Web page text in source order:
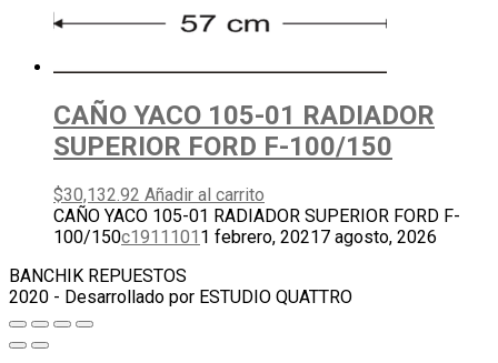
CAÑO YACO 105-01 RADIADOR
SUPERIOR FORD F-100/150
$30,132.92 Añadir al carrito
CAÑO YACO 105-01 RADIADOR SUPERIOR FORD F-
100/150c1911101 1 febrero, 20217 agosto, 2026
BANCHIK REPUESTOS
2020 - Desarrollado por ESTUDIO QUATTRO